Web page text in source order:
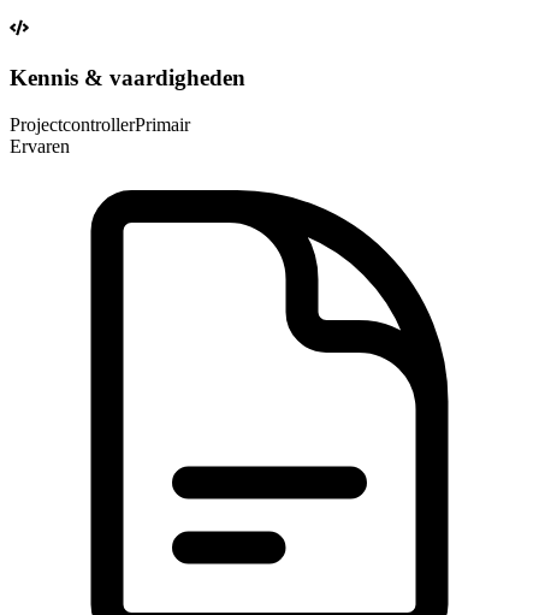
Kennis & vaardigheden
ProjectcontrollerPrimair
Ervaren